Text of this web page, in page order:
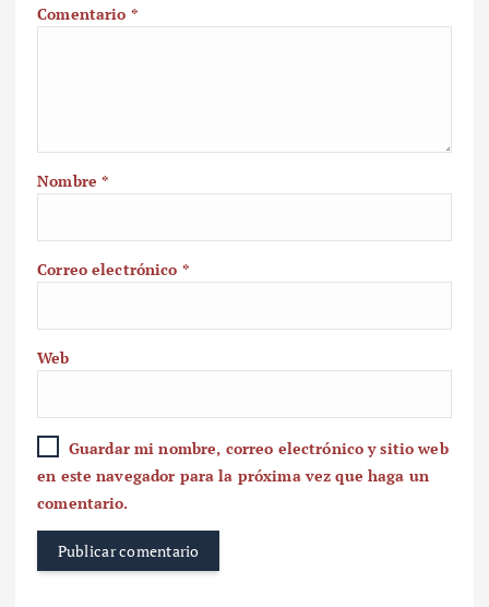
Comentario *
Nombre*
Correo electrónico *
Web
Guardar mi nombre, correo electrónico y sitio web
en este navegador para la próxima vez que haga un
comentario.